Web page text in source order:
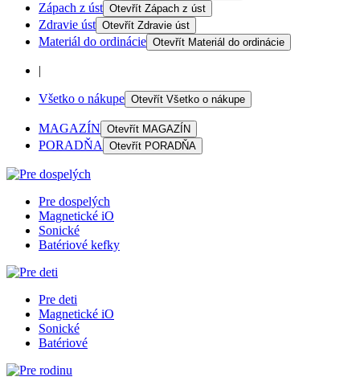
Zápach z úst Otevřít Zápach z úst
Zdravie úst Otevřít Zdravie úst
Materiál do ordinácie Otevřít Materiál do ordinácie
|
Všetko o nákupe Otevřít Všetko o nákupe
MAGAZÍN Otevřít MAGAZÍN
PORADŇA Otevřít PORADŇA
Pre dospelých
Magnetické iO
Sonické
Batériové kefky
Pre deti
Magnetické iO
Sonické
Batériové